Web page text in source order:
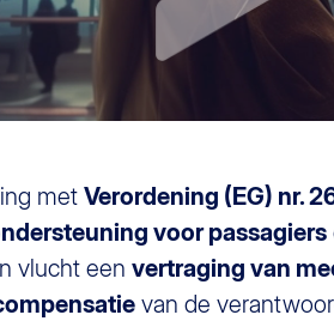
met Verordening (EG) nr.
voor passagiers
vlucht een vertraging van
van de